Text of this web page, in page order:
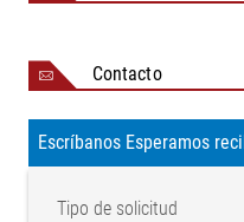
Contacto
Escríbanos Esperamos
Tipo de solicitud